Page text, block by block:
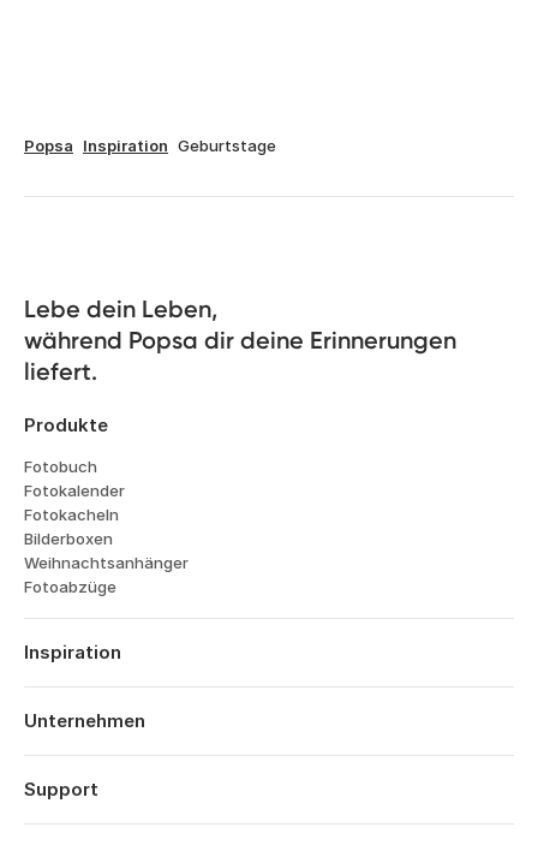
Popsa Inspiration Geburtstage
Lebe dein Leben,
während Popsa dir deine Erinnerungen
liefert.
Produkte
Fotobuch
Fotokalender
Fotokacheln
Bilderboxen
Weihnachtsanhänger
Fotoabzüge
Inspiration
Reisen
Hochzeiten
Jahrestage
Unternehmen
Über Popsa
Funktionen
Support
Anmelden